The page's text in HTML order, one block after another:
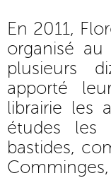
En 2011,
organisé
plusieurs
apporté
librairie les
études les
bastides,